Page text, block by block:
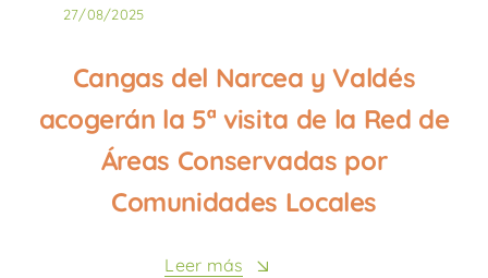
27/08/2025
Cangas del Narcea y Valdés
acogerán la 5ª visita de la Red de
Áreas Conservadas por
Comunidades Locales
Leer más